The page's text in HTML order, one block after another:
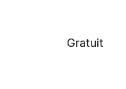
Gratuit